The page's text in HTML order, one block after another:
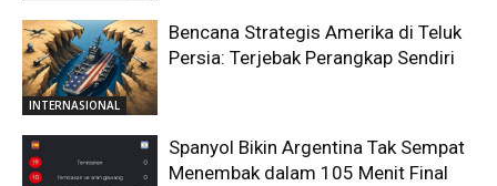
INTERNASIONAL
Bencana Strategis Amerika di Teluk
Persia: Terjebak Perangkap Sendiri
Spanyol Bikin Argentina Tak Sempat
Menembak dalam 105 Menit Final